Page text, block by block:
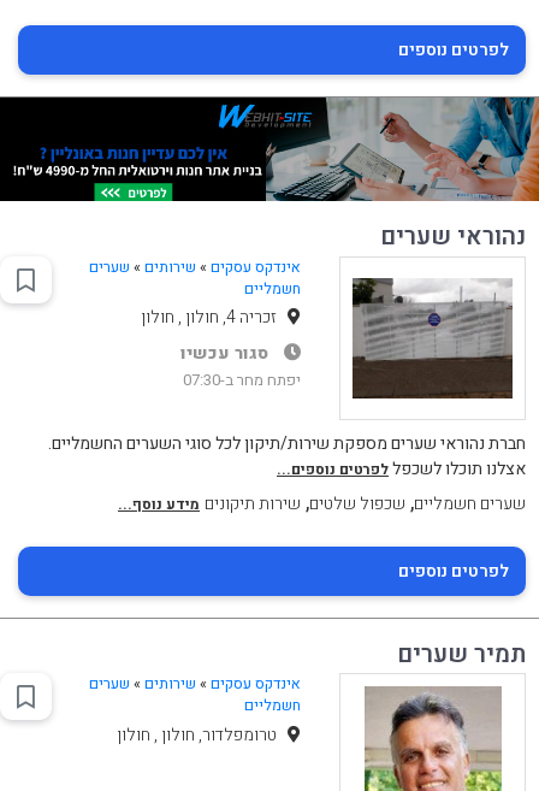
לפרטים נוספים
נהוראי שערים
אינדקס עסקים » שירותים» שערים
חשמליים
זכריה 4, חולון , חולון
סגור עכשיו
יפתח מחר ב-07:30
חברת נהוראי שערים מספקת שירות/תיקון לכל סוגי השערים החשמליים.
אצלנו תוכלו לשכפללפרטים נוספים...
שערים חשמליים, שכפול שלטים, שירות תיקונים מידע נוסף...
לפרטים נוספים
תמיר שערים
אינדקס עסקים » שירותים» שערים
חשמליים
טרומפלדור, חולון , חולון